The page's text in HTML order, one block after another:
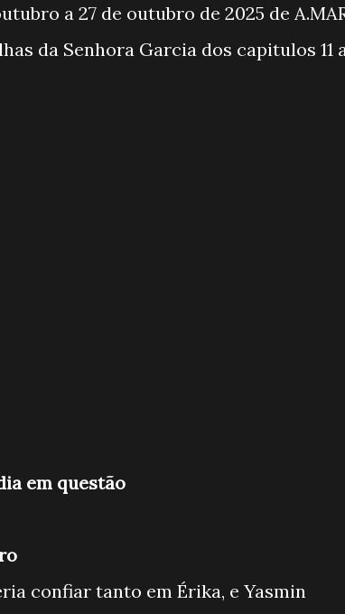
a 27 de outubro de 2025 de
da Senhora Garcia dos capitulos 11
em questão
confiar tanto em Érika, e Yasmin